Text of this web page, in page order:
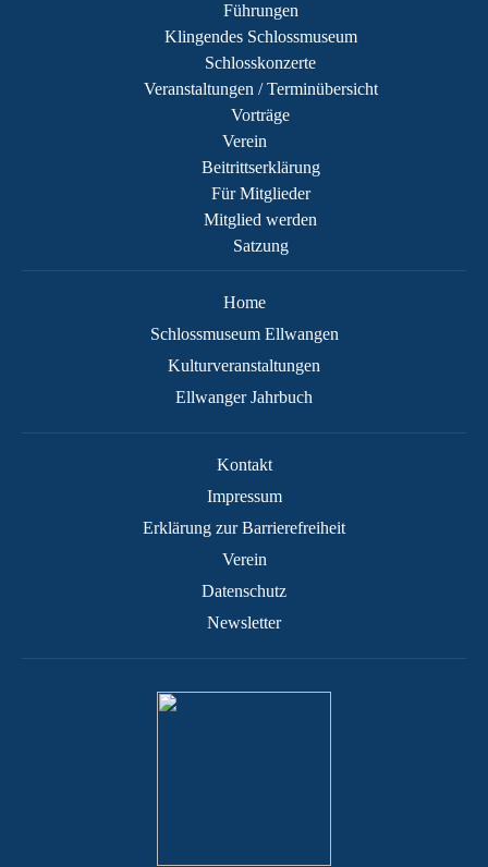
Führungen
Klingendes Schlossmuseum
Schlosskonzerte
Veranstaltungen / Terminübersicht
Vorträge
Verein
Beitrittserklärung
Für Mitglieder
Mitglied werden
Satzung
Home
Schlossmuseum Ellwangen
Kulturveranstaltungen
Ellwanger Jahrbuch
Kontakt
Impressum
Erklärung zur Barrierefreiheit
Verein
Datenschutz
Newsletter